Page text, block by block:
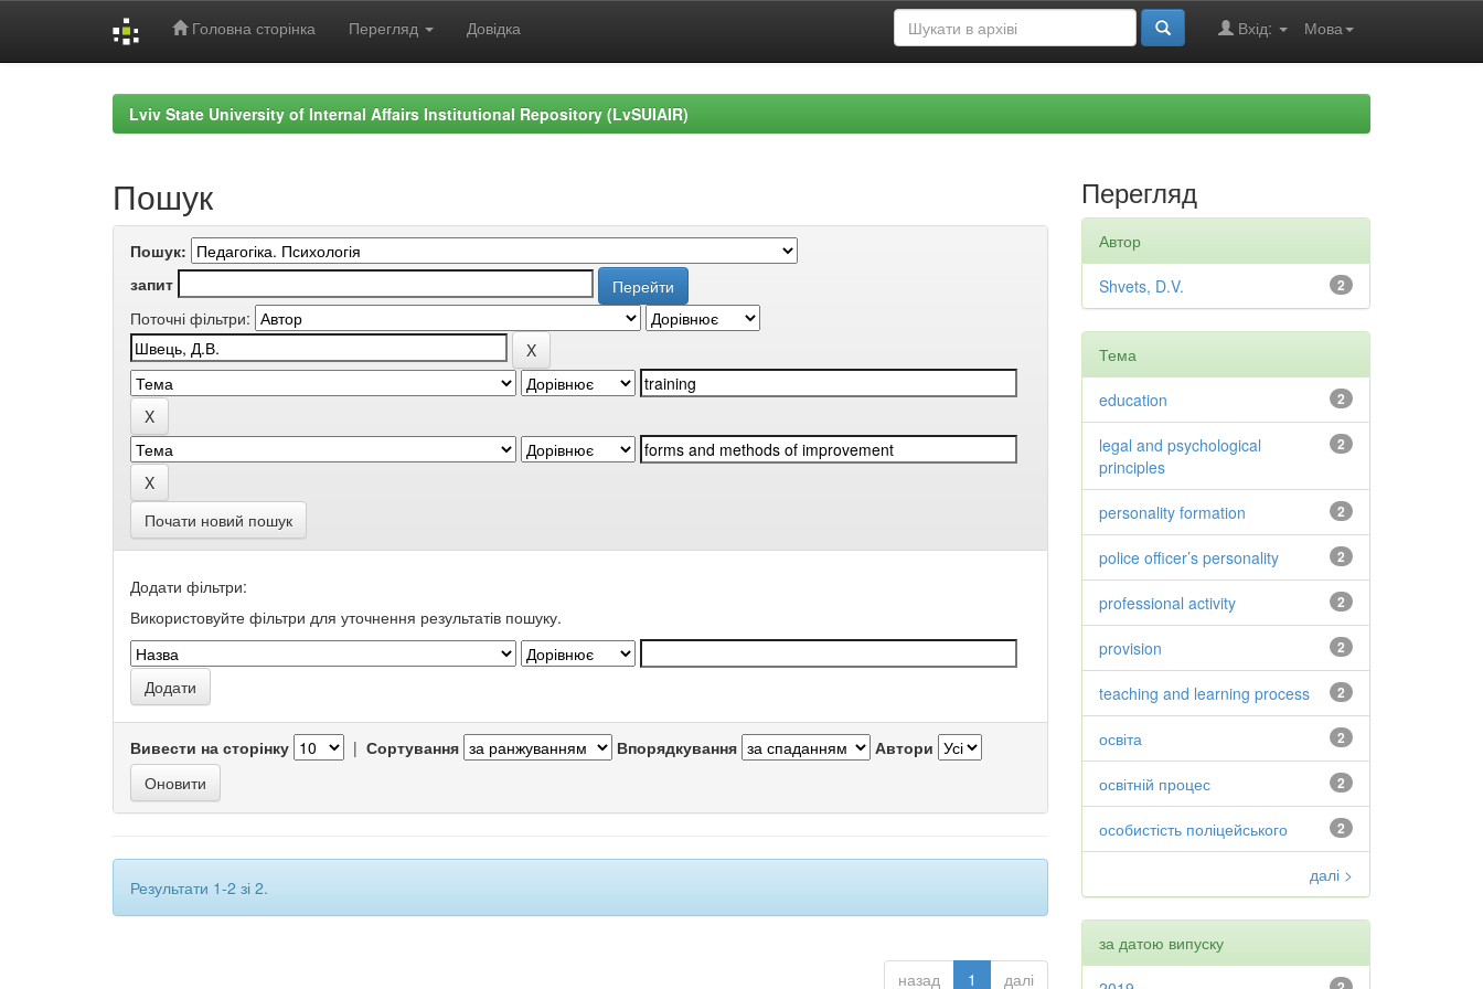
Головна сторінка Перегляд Довідка Мова
Вхід:
Lviv State University of Internal Affairs Institutional Repository (LvSUIAIR)
Пошук
Пошук:
запит
Поточні фільтри:
Почати новий пошук
Додати фільтри:
Використовуйте фільтри для уточнення результатів пошуку.
Вивести на сторінку | Сортування Впорядкування Автори
Результати 1-2 зі 2.
назад 1 далі
Перегляд
Автор
2
Shvets, D.V.
Тема
2
education
2
legal and psychological
principles
2
personality formation
2
police officer’s personality
2
professional activity
2
provision
2
teaching and learning process
2
освіта
2
освітній процес
2
особистість поліцейського
далі >
за датою випуску